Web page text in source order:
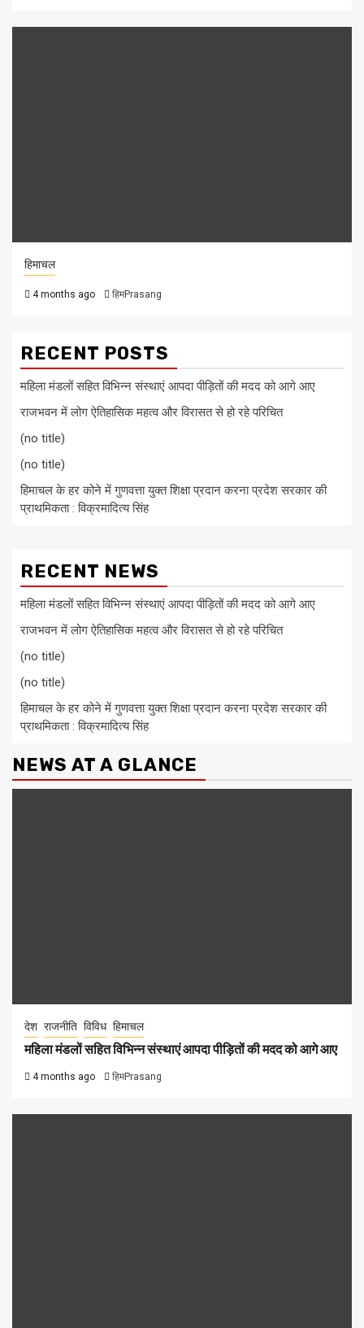
हिमाचल
4 months ago हिमPrasang
RECENT POSTS
महिला मंडलों सहित विभिन्न संस्थाएं आपदा पीड़ितों की मदद को आगे आए
राजभवन में लोग ऐतिहासिक महत्व और विरासत से हो रहे परिचित
(no title)
(no title)
हिमाचल के हर कोने में गुणवत्ता युक्त शिक्षा प्रदान करना प्रदेश सरकार की
प्राथमिकता : विक्रमादित्य सिंह
RECENT NEWS
महिला मंडलों सहित विभिन्न संस्थाएं आपदा पीड़ितों की मदद को आगे आए
राजभवन में लोग ऐतिहासिक महत्व और विरासत से हो रहे परिचित
(no title)
(no title)
हिमाचल के हर कोने में गुणवत्ता युक्त शिक्षा प्रदान करना प्रदेश सरकार की
प्राथमिकता : विक्रमादित्य सिंह
NEWS AT A GLANCE
देश राजनीति विविध हिमाचल
महिला मंडलों सहित विभिन्न संस्थाएं आपदा पीड़ितों की मदद को आगे आए
4 months ago हिमPrasang